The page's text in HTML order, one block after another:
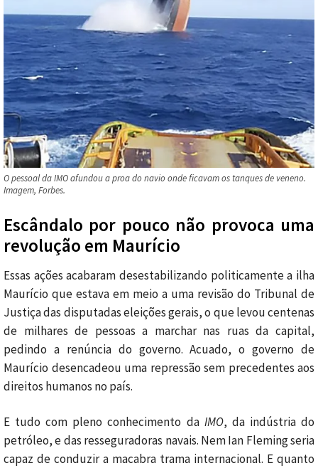
O pessoal da IMO afundou a proa do navio onde ficavam os tanques de veneno.
Imagem, Forbes.
Escândalo por pouco não provoca uma
revolução em Maurício
Essas ações acabaram desestabilizando politicamente a ilha
Maurício que estava em meio a uma revisão do Tribunal de
Justiça das disputadas eleições gerais, o que levou centenas
de milhares de pessoas a marchar nas ruas da capital,
pedindo a renúncia do governo. Acuado, o governo de
Maurício desencadeou uma repressão sem precedentes aos
direitos humanos no país.
E tudo com pleno conhecimento da IMO, da indústria do
petróleo, e das resseguradoras navais. Nem Ian Fleming seria
capaz de conduzir a macabra trama internacional. E quanto